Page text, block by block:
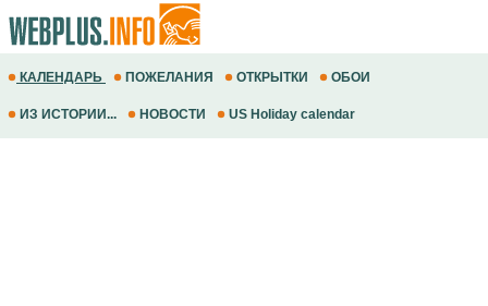
КАЛЕНДАРЬ ПОЖЕЛАНИЯ ОТКРЫТКИ ОБОИ
ИЗ ИСТОРИИ... НОВОСТИ US Holiday calendar